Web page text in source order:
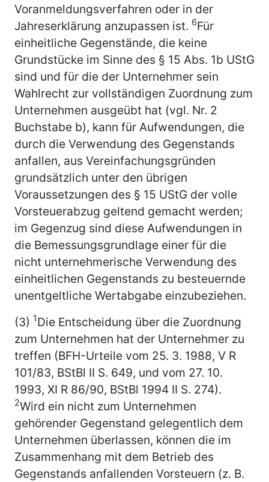
Voranmeldungsverfahren oder in der
Jahreserklärung anzupassen ist. 6Für
einheitliche Gegenstände, die keine
Grundstücke im Sinne des § 15 Abs. 1b UStG
sind und für die der Unternehmer sein
Wahlrecht zur vollständigen Zuordnung zum
Unternehmen ausgeübt hat (vgl. Nr. 2
Buchstabe b), kann für Aufwendungen, die
durch die Verwendung des Gegenstands
anfallen, aus Vereinfachungsgründen
grundsätzlich unter den übrigen
Voraussetzungen des § 15 UStG der volle
Vorsteuerabzug geltend gemacht werden;
im Gegenzug sind diese Aufwendungen in
die Bemessungsgrundlage einer für die
nicht unternehmerische Verwendung des
einheitlichen Gegenstands zu besteuernde
unentgeltliche Wertabgabe einzubeziehen.
(3) 1Die Entscheidung über die Zuordnung
zum Unternehmen hat der Unternehmer zu
treffen (BFH-Urteile vom 25. 3. 1988, V R
101/83, BStBl II S. 649, und vom 27. 10.
1993, XI R 86/90, BStBl 1994 II S. 274).
2Wird ein nicht zum Unternehmen
gehörender Gegenstand gelegentlich dem
Unternehmen überlassen, können die im
Zusammenhang mit dem Betrieb des
Gegenstands anfallenden Vorsteuern (z. B.